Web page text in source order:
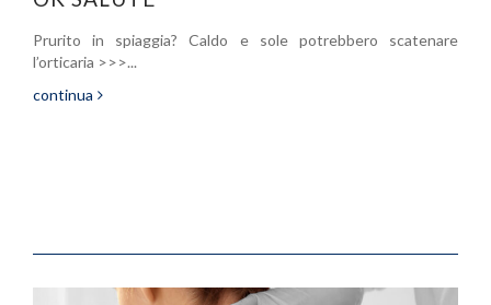
Prurito in spiaggia? Caldo e sole potrebbero scatenare
l’orticaria >>>...
continua